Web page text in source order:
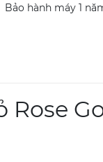
Bảo hành máy 1
Rose